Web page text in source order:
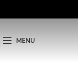
MENU